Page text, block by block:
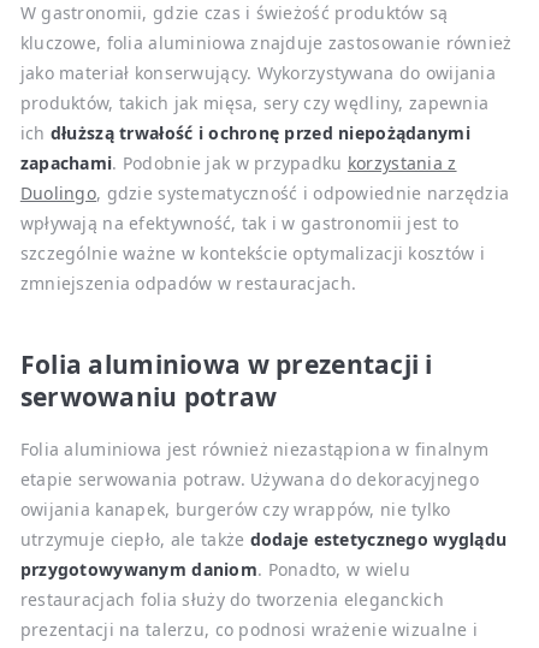
W gastronomii, gdzie czas i świeżość produktów są
kluczowe, folia aluminiowa znajduje zastosowanie również
jako materiał konserwujący. Wykorzystywana do owijania
produktów, takich jak mięsa, sery czy wędliny, zapewnia
ich dłuższą trwałość i ochronę przed niepożądanymi
zapachami. Podobnie jak w przypadku korzystania z
Duolingo, gdzie systematyczność i odpowiednie narzędzia
wpływają na efektywność, tak i w gastronomii jest to
szczególnie ważne w kontekście optymalizacji kosztów i
zmniejszenia odpadów w restauracjach.
Folia aluminiowa w prezentacji i
serwowaniu potraw
Folia aluminiowa jest również niezastąpiona w finalnym
etapie serwowania potraw. Używana do dekoracyjnego
owijania kanapek, burgerów czy wrappów, nie tylko
utrzymuje ciepło, ale także dodaje estetycznego wyglądu
przygotowywanym daniom. Ponadto, w wielu
restauracjach folia służy do tworzenia eleganckich
prezentacji na talerzu, co podnosi wrażenie wizualne i